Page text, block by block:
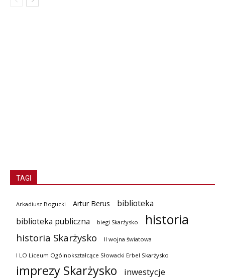
TAGI
Arkadiusz Bogucki Artur Berus
biblioteka
biblioteka publiczna
biegi Skarżysko historia
historia Skarżysko II wojna światowa
I LO Liceum Ogólnokształcące Słowacki Erbel Skarżysko
imprezy Skarżysko inwestycje